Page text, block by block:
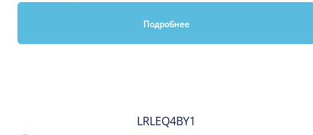
Подробнее
LRLEQ4BY1